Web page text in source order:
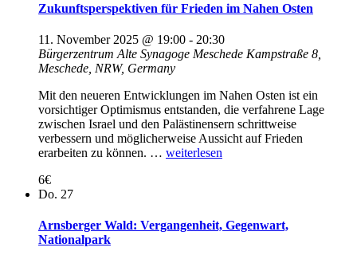
Zukunftsperspektiven für Frieden im Nahen Osten
11. November 2025 @ 19:00 - 20:30
Bürgerzentrum Alte Synagoge Meschede Kampstraße 8,
Meschede, NRW, Germany
Mit den neueren Entwicklungen im Nahen Osten ist ein
vorsichtiger Optimismus entstanden, die verfahrene Lage
zwischen Israel und den Palästinensern schrittweise
verbessern und möglicherweise Aussicht auf Frieden
erarbeiten zu können. … „Zukunftsperspektiven
Osten“
weiterlesen
6€
Do. 27
Arnsberger Wald: Vergangenheit, Gegenwart,
Nationalpark